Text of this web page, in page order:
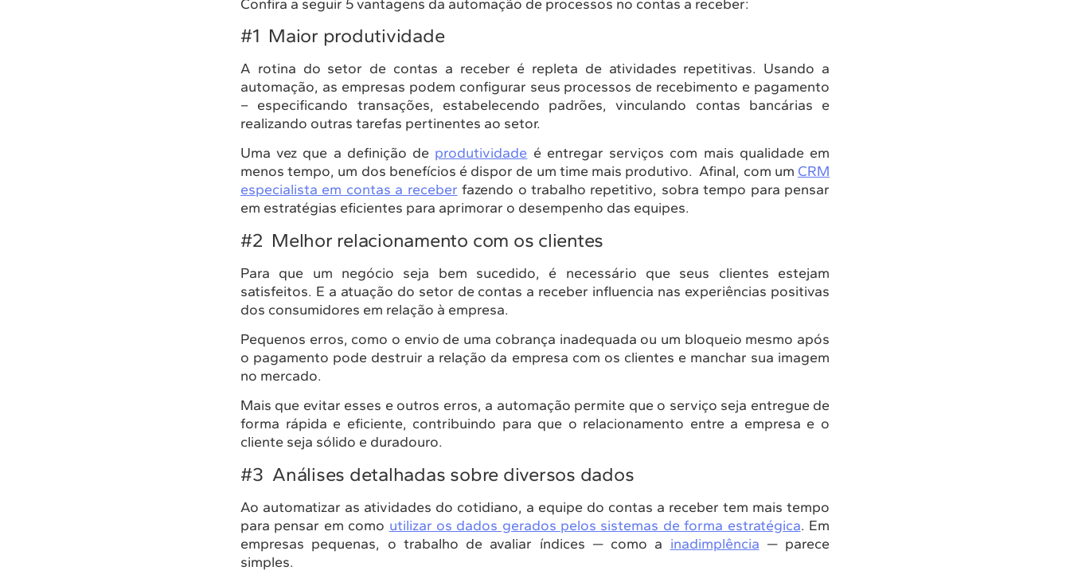
Confira a seguir 5 vantagens da automação de processos no contas a receber:
#1 Maior produtividade
A rotina do setor de contas a receber é repleta de atividades repetitivas. Usando a
automação, as empresas podem configurar seus processos de recebimento e pagamento
– especificando transações, estabelecendo padrões, vinculando contas bancárias e
realizando outras tarefas pertinentes ao setor.
Uma vez que a definição de produtividade é entregar serviços com mais qualidade em
menos tempo, um dos benefícios é dispor de um time mais produtivo. Afinal, com um CRM
especialista em contas a receber fazendo o trabalho repetitivo, sobra tempo para pensar
em estratégias eficientes para aprimorar o desempenho das equipes.
#2 Melhor relacionamento com os clientes
Para que um negócio seja bem sucedido, é necessário que seus clientes estejam
satisfeitos. E a atuação do setor de contas a receber influencia nas experiências positivas
dos consumidores em relação à empresa.
Pequenos erros, como o envio de uma cobrança inadequada ou um bloqueio mesmo após
o pagamento pode destruir a relação da empresa com os clientes e manchar sua imagem
no mercado.
Mais que evitar esses e outros erros, a automação permite que o serviço seja entregue de
forma rápida e eficiente, contribuindo para que o relacionamento entre a empresa e o
cliente seja sólido e duradouro.
#3 Análises detalhadas sobre diversos dados
Ao automatizar as atividades do cotidiano, a equipe do contas a receber tem mais tempo
para pensar em como utilizar os dados gerados pelos sistemas de forma estratégica. Em
empresas pequenas, o trabalho de avaliar índices — como a inadimplência — parece
simples.